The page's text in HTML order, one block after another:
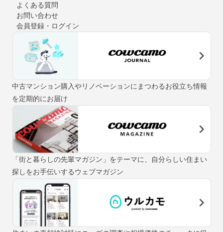
よくある質問
お問い合わせ
会員登録・ログイン
中古マンション購入やリノベーションにまつわるお役立ち情報
を定期的にお届け
「街と暮らしの先輩マガジン」をテーマに、自分らしい住まい
探しをお手伝いするウェブマガジン